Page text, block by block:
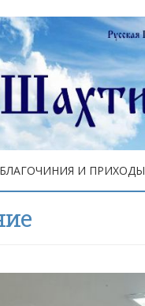
БЛАГОЧИНИЯ И ПРИХОДЫ